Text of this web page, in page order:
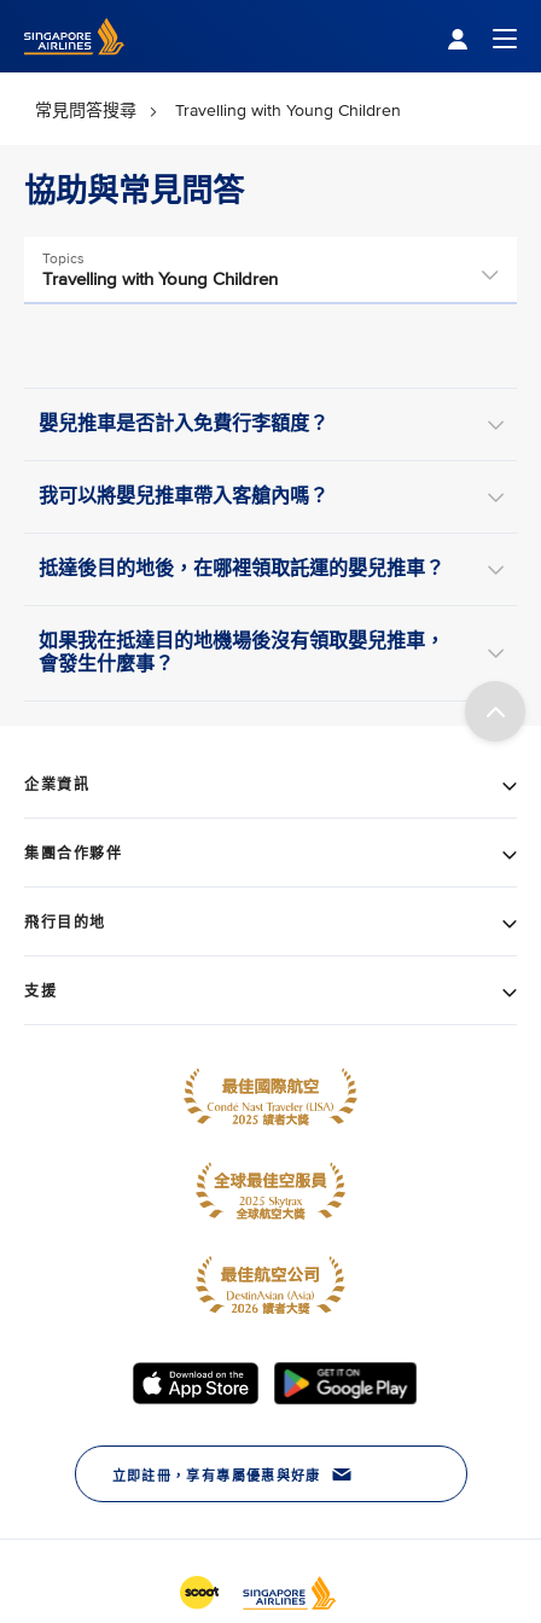
常見問答搜尋 Travelling with Young Children
協助與常見問答
Topics
Travelling with Young Children
嬰兒推車是否計入免費行李額度？
我可以將嬰兒推車帶入客艙內嗎？
抵達後目的地後，在哪裡領取託運的嬰兒推車？
如果我在抵達目的地機場後沒有領取嬰兒推車，
會發生什麼事？